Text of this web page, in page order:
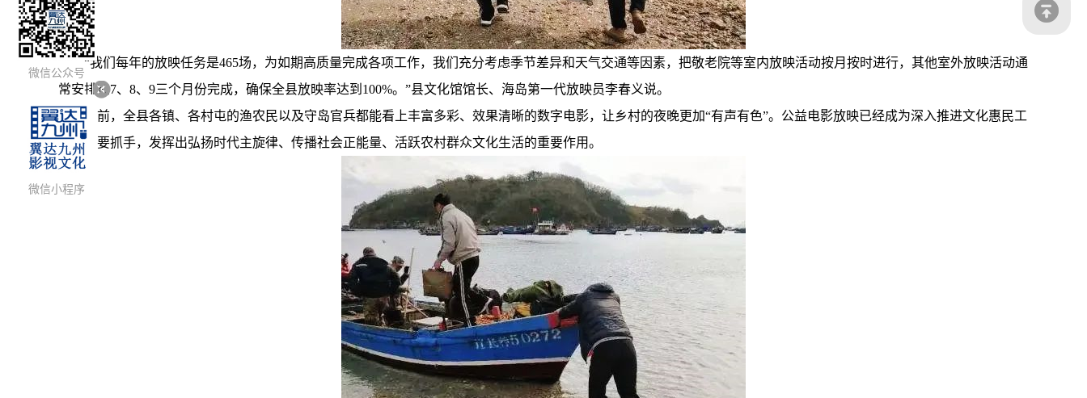
“我们每年的放映任务是465场，为如期高质量完成各项工作，我们充分考虑季节差异和天气交通等因素，把敬老院等室内放映活动按月按时进行，其他室外放映活动通
常安排在7、8、9三个月份完成，确保全县放映率达到100%。”县文化馆馆长、海岛第一代放映员李春义说。
目前，全县各镇、各村屯的渔农民以及守岛官兵都能看上丰富多彩、效果清晰的数字电影，让乡村的夜晚更加“有声有色”。公益电影放映已经成为深入推进文化惠民工
程的重要抓手，发挥出弘扬时代主旋律、传播社会正能量、活跃农村群众文化生活的重要作用。
微信公众号
微信小程序